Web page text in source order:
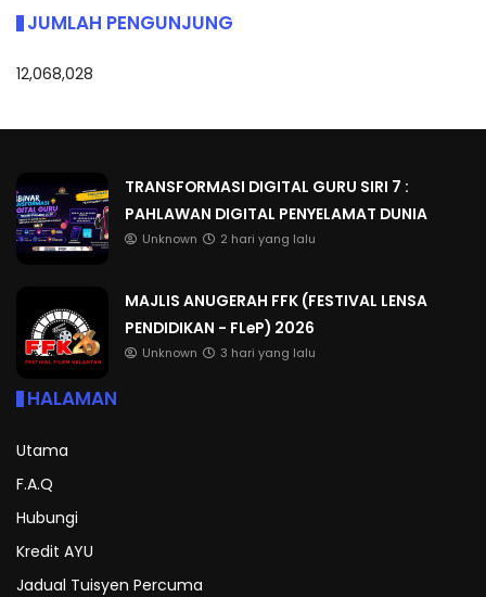
JUMLAH PENGUNJUNG
12,068,028
TRANSFORMASI DIGITAL GURU SIRI 7 :
PAHLAWAN DIGITAL PENYELAMAT DUNIA
Unknown 2 hari yang lalu
MAJLIS ANUGERAH FFK (FESTIVAL LENSA
PENDIDIKAN - FLeP) 2026
Unknown 3 hari yang lalu
HALAMAN
Utama
F.A.Q
Hubungi
Kredit AYU
Jadual Tuisyen Percuma